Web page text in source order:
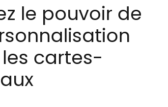
le pouvoir de
cartes-